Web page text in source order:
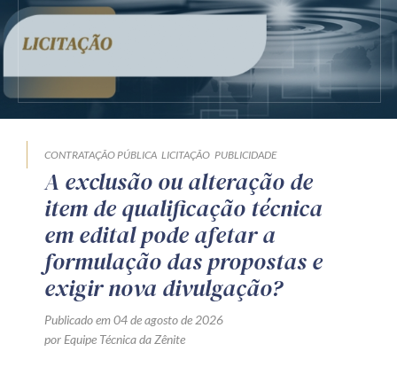
CONTRATAÇÃO PÚBLICA LICITAÇÃO PUBLICIDADE
A exclusão ou alteração de
item de qualificação técnica
em edital pode afetar a
formulação das propostas e
exigir nova divulgação?
Publicado em 04 de agosto de 2026
por Equipe Técnica da Zênite